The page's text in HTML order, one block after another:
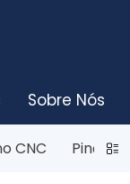
Sobre Nós
CNC Pinça